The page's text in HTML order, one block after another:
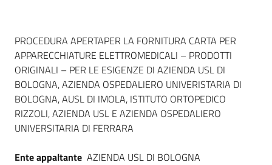
Seguici
su
Dati del bando
PROCEDURA APERTAPER LA FORNITURA CARTA PER
APPARECCHIATURE ELETTROMEDICALI – PRODOTTI
ORIGINALI – PER LE ESIGENZE DI AZIENDA USL DI
BOLOGNA, AZIENDA OSPEDALIERO UNIVERISTARIA DI
BOLOGNA, AUSL DI IMOLA, ISTITUTO ORTOPEDICO
RIZZOLI, AZIENDA USL E AZIENDA OSPEDALIERO
UNIVERSITARIA DI FERRARA
Ente appaltante AZIENDA USL DI BOLOGNA